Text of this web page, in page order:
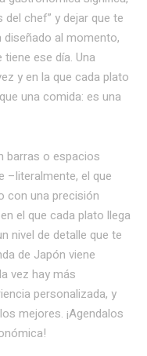
chef” y dejar que te
al momento,
ese día. Una
y en la que cada plato
una comida: es una
barras o espacios
–literalmente, el que
con una precisión
el que cada plato llega
nivel de detalle que te
de Japón viene
vez hay más
personalizada, y
mejores. ¡Agendalos